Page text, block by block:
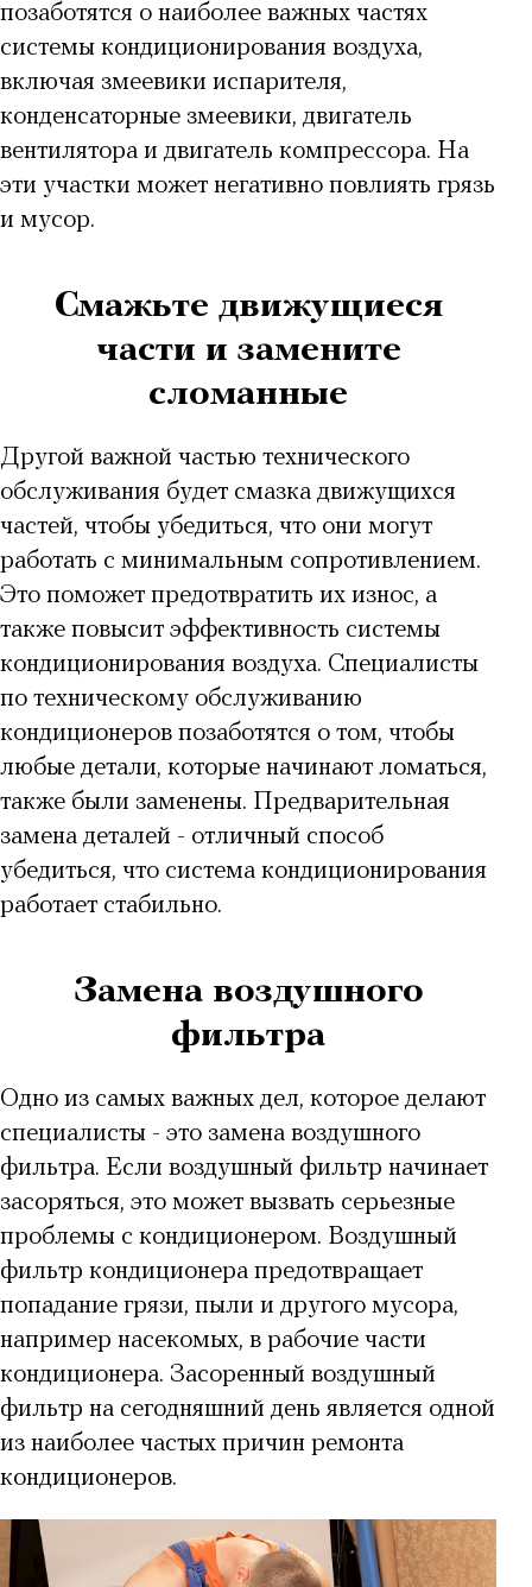
позаботятся о наиболее важных частях
системы кондиционирования воздуха,
включая змеевики испарителя,
конденсаторные змеевики, двигатель
вентилятора и двигатель компрессора. На
эти участки может негативно повлиять грязь
и мусор.
Смажьте движущиеся
части и замените
сломанные
Другой важной частью технического
обслуживания будет смазка движущихся
частей, чтобы убедиться, что они могут
работать с минимальным сопротивлением.
Это поможет предотвратить их износ, а
также повысит эффективность системы
кондиционирования воздуха. Специалисты
по техническому обслуживанию
кондиционеров позаботятся о том, чтобы
любые детали, которые начинают ломаться,
также были заменены. Предварительная
замена деталей - отличный способ
убедиться, что система кондиционирования
работает стабильно.
Замена воздушного
фильтра
Одно из самых важных дел, которое делают
специалисты - это замена воздушного
фильтра. Если воздушный фильтр начинает
засоряться, это может вызвать серьезные
проблемы с кондиционером. Воздушный
фильтр кондиционера предотвращает
попадание грязи, пыли и другого мусора,
например насекомых, в рабочие части
кондиционера. Засоренный воздушный
фильтр на сегодняшний день является одной
из наиболее частых причин ремонта
кондиционеров.